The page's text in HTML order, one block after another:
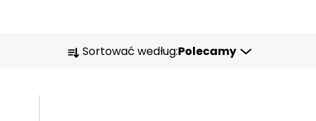
S Sortować według:Polecamy